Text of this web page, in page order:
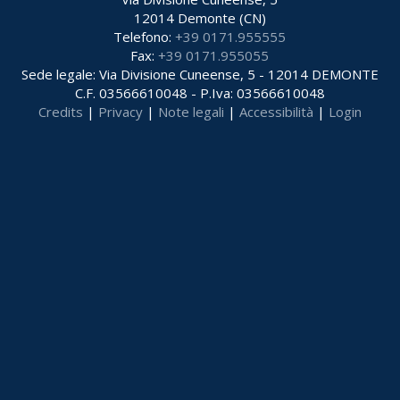
12014 Demonte (CN)
Telefono:+39 0171.955555
Fax:+39 0171.955055
Sede legale: Via Divisione Cuneense, 5 - 12014 DEMONTE
C.F. 03566610048 - P.Iva: 03566610048
Credits | Privacy| Note legali | Accessibilità | Login